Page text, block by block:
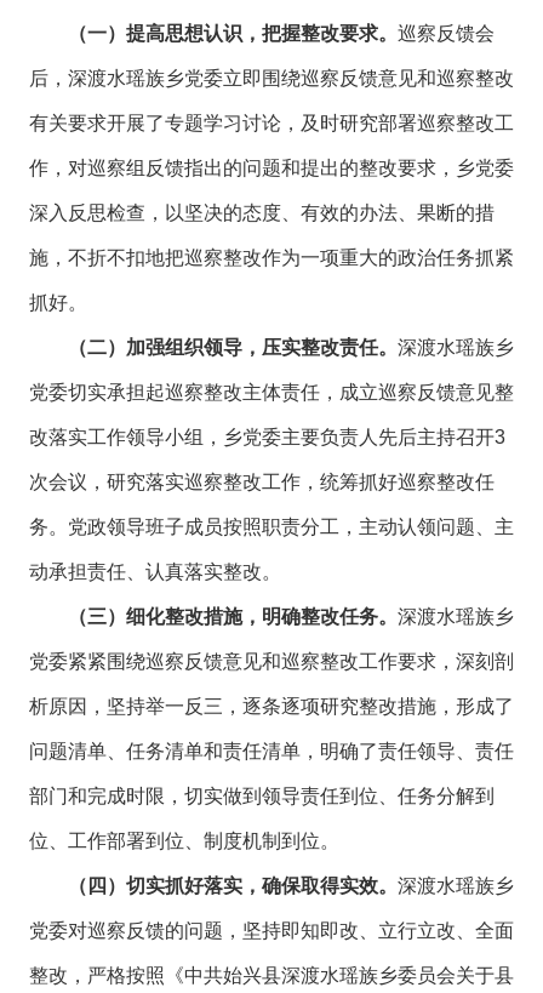
（一）提高思想认识，把握整改要求。 巡察反馈会
后，深渡水瑶族乡党委立即围绕巡察反馈意见和巡察整改
有关要求开展了专题学习讨论，及时研究部署巡察整改工
作，对巡察组反馈指出的问题和提出的整改要求，乡党委
深入反思检查，以坚决的态度、有效的办法、果断的措
施，不折不扣地把巡察整改作为一项重大的政治任务抓紧
抓好。
（二）加强组织领导，压实整改责任。 深渡水瑶族乡
党委切实承担起巡察整改主体责任，成立巡察反馈意见整
改落实工作领导小组，乡党委主要负责人先后主持召开3
次会议，研究落实巡察整改工作，统筹抓好巡察整改任
务。党政领导班子成员按照职责分工，主动认领问题、主
动承担责任、认真落实整改。
（三）细化整改措施，明确整改任务。 深渡水瑶族乡
党委紧紧围绕巡察反馈意见和巡察整改工作要求，深刻剖
析原因，坚持举一反三，逐条逐项研究整改措施，形成了
问题清单、任务清单和责任清单，明确了责任领导、责任
部门和完成时限，切实做到领导责任到位、任务分解到
位、工作部署到位、制度机制到位。
（四）切实抓好落实，确保取得实效。 深渡水瑶族乡
党委对巡察反馈的问题，坚持即知即改、立行立改、全面
整改，严格按照《中共始兴县深渡水瑶族乡委员会关于县